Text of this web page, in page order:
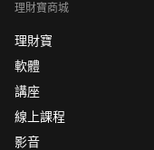
理財寶商城
理財寶
軟體
講座
線上課程
影音